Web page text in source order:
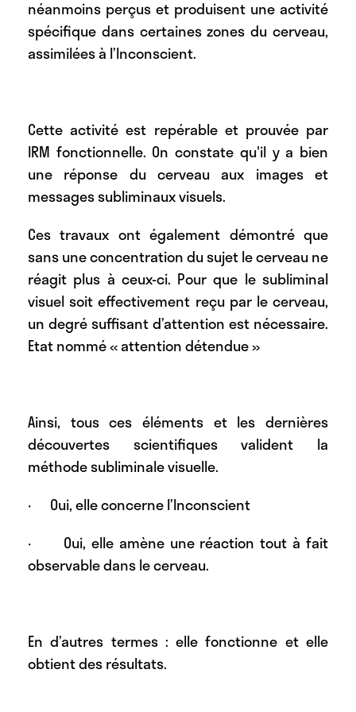
néanmoins perçus et produisent une activité
spécifique dans certaines zones du cerveau,
assimilées à l’Inconscient.
Cette activité est repérable et prouvée par
IRM fonctionnelle. On constate qu'il y a bien
une réponse du cerveau aux images et
messages subliminaux visuels.
Ces travaux ont également démontré que
sans une concentration du sujet le cerveau ne
réagit plus à ceux-ci. Pour que le subliminal
visuel soit effectivement reçu par le cerveau,
un degré suffisant d’attention est nécessaire.
Etat nommé « attention détendue »
Ainsi, tous ces éléments et les dernières
découvertes scientifiques valident la
méthode subliminale visuelle.
· Oui, elle concerne l’Inconscient
· Oui, elle amène une réaction tout à fait
observable dans le cerveau.
En d’autres termes : elle fonctionne et elle
obtient des résultats.